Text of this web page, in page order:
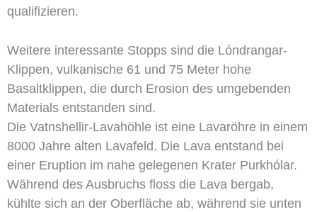
qualifizieren.
Weitere interessante Stopps sind die Lóndrangar-
Klippen, vulkanische 61 und 75 Meter hohe
Basaltklippen, die durch Erosion des umgebenden
Materials entstanden sind.
Die Vatnshellir-Lavahöhle ist eine Lavaröhre in einem
8000 Jahre alten Lavafeld. Die Lava entstand bei
einer Eruption im nahe gelegenen Krater Purkhólar.
Während des Ausbruchs floss die Lava bergab,
kühlte sich an der Oberfläche ab, während sie unten